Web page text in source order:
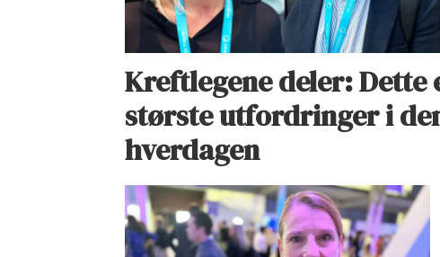
Kreftlegene deler: Dette
største utfordringer i
hverdagen